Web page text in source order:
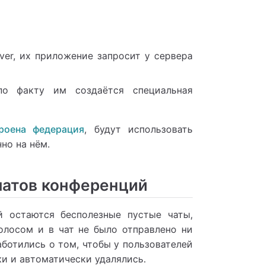
, их приложение запросит у сервера
факту им создаётся специальная
федерация, будут использовать
на нём.
конференций
бесполезные пустые чаты,
и в чат не было отправлено ни
о том, чтобы у пользователей
и автоматически удалялись.